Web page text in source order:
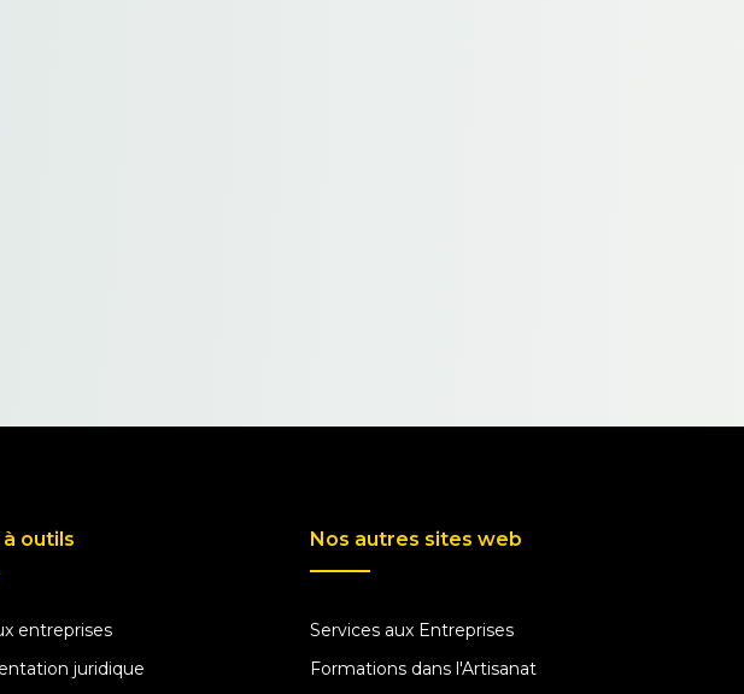
outils
entreprises
juridique
Nos autres sites web
Services aux Entreprises
Formations dans l'Artisanat